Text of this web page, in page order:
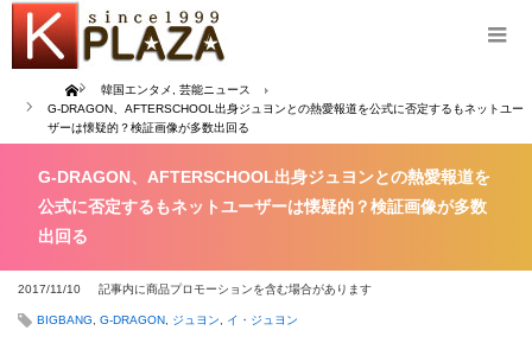
Home 韓国エンタメ
芸能ニュース
G-DRAGON、AFTERSCHOOL出身ジュヨンとの熱愛報道を公式に否定するもネットユー
ザーは懐疑的？検証画像が多数出回る
G-DRAGON、AFTERSCHOOL出身ジュヨンとの熱愛報道を
公式に否定するもネットユーザーは懐疑的？検証画像が多数
出回る
2017/11/10 記事内に商品プロモーションを含む場合があります
BIGBANG G-DRAGON ジュヨン イ・ジュヨン